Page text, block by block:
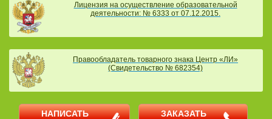
Лицензия на осуществление образовательной
деятельности: № 6333 от 07.12.2015.
Правообладатель товарного знака Центр «ЛИ»
(Свидетельство № 682354)
НАПИСАТЬ ЗАКАЗАТЬ